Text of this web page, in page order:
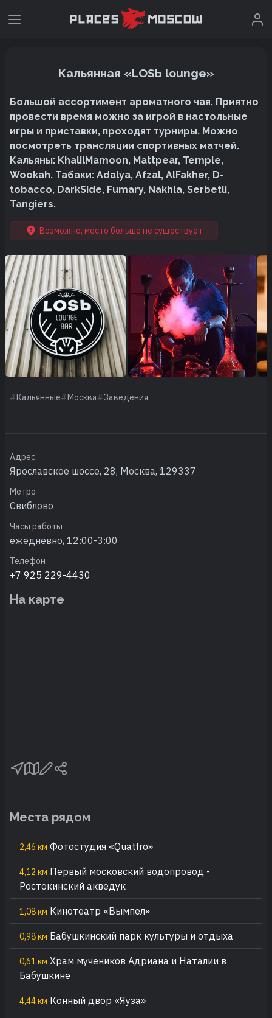
Кальянная «LOSЬ lounge»
Большой ассортимент ароматного чая. Приятно
провести время можно за игрой в настольные
игры и приставки, проходят турниры. Можно
посмотреть трансляции спортивных матчей.
Кальяны: KhalilMamoon, Mattpear, Temple,
Wookah. Табаки: Adalya, Afzal, AlFakher, D-
tobacco, DarkSide, Fumary, Nakhla, Serbetli,
Tangiers.
Возможно, место больше не существует
Кальянные Москва Заведения
Адрес
Ярославское шоссе, 28, Москва, 129337
Метро
Свиблово
Часы работы
ежедневно, 12:00-3:00
Телефон
+7 925 229-4430
На карте
Места рядом
2,46 км Фотостудия «Quattro»
4,12 км Первый московский водопровод -
Ростокинский акведук
1,08 км Кинотеатр «Вымпел»
0,98 км Бабушкинский парк культуры и отдыха
0,61 км Храм мучеников Адриана и Наталии в
Бабушкине
4,44 км Конный двор «Яуза»